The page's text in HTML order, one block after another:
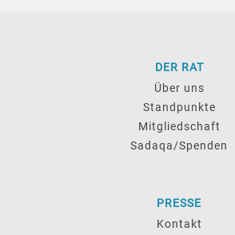
DER RAT
Über uns
Standpunkte
Mitgliedschaft
Sadaqa/Spenden
PRESSE
Kontakt